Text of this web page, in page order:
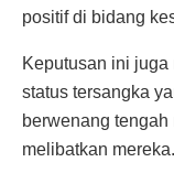
positif di bidang
Keputusan ini
status tersangka
berwenang
melibatkan mereka.